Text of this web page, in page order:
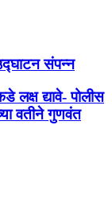
संपन्न
लक्ष द्यावे- पोलीस
वतीने गुणवंत